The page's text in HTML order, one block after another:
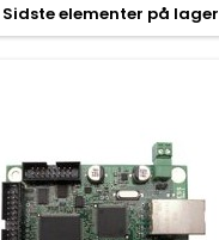
Sidste elementer på lager